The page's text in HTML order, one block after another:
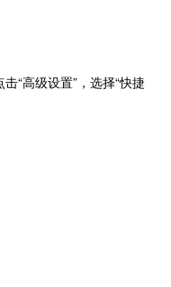
“高级设置”，选择“快捷